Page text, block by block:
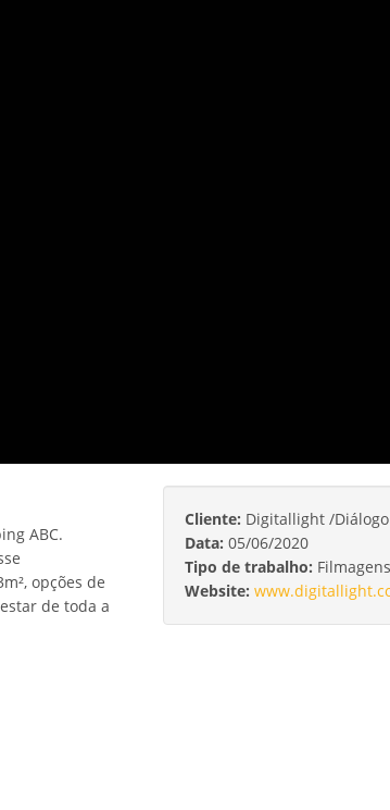
ABC.
opções de
de toda a
Cliente: Digitallight /
Data: 05/06/2020
Tipo de trabalho:
Website: